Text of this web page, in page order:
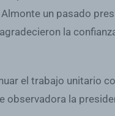
un pasado
la
el trabajo unitario
observadora la